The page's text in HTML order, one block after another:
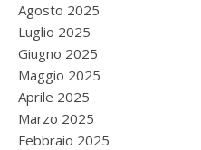
Agosto 2025
Luglio 2025
Giugno 2025
Maggio 2025
Aprile 2025
Marzo 2025
Febbraio 2025